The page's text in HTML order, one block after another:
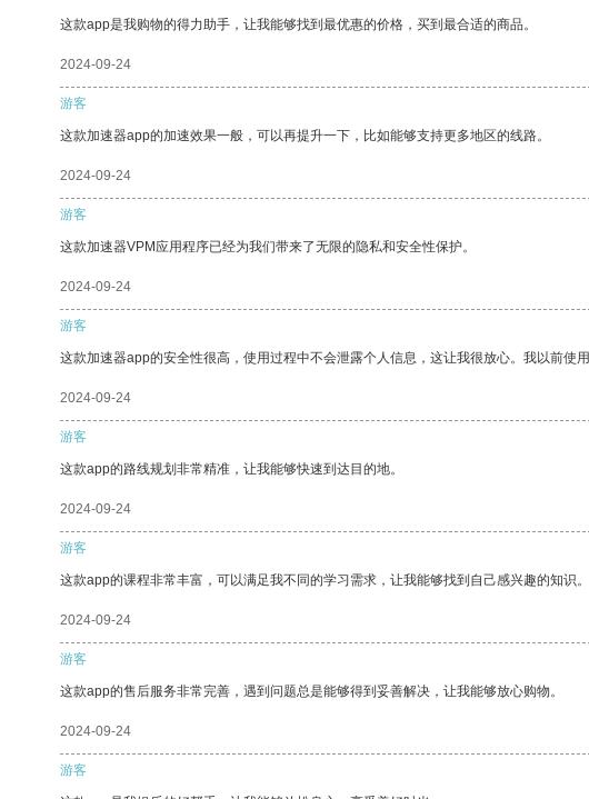
这款app是我购物的得力助手，让我能够找到最优惠的价格，买到最合适的商品。
2024-09-24
游客
这款加速器app的加速效果一般，可以再提升一下，比如能够支持更多地区的线路。
2024-09-24
游客
这款加速器VPM应用程序已经为我们带来了无限的隐私和安全性保护。
2024-09-24
游客
这款加速器app的安全性很高，使用过程中不会泄露个人信息，这让我很放心。我以前使
2024-09-24
游客
这款app的路线规划非常精准，让我能够快速到达目的地。
2024-09-24
游客
这款app的课程非常丰富，可以满足我不同的学习需求，让我能够找到自己感兴趣的知识。
2024-09-24
游客
这款app的售后服务非常完善，遇到问题总是能够得到妥善解决，让我能够放心购物。
2024-09-24
游客